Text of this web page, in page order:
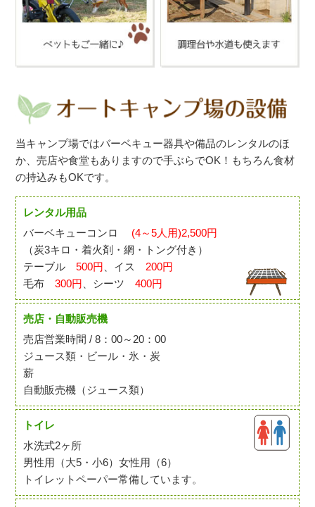
当キャンプ場ではバーベキュー器具や備品のレンタルのほ
か、売店や食堂もありますので手ぶらでOK！もちろん食材
の持込みもOKです。
レンタル用品
バーベキューコンロ (4～5人用)2,500円
（炭3キロ・着火剤・網・トング付き）
テーブル500円 、イス 200円
毛布300円 、シーツ400円
売店・自動販売機
売店営業時間 / 8：00～20：00
ジュース類・ビール・氷・炭
薪
自動販売機（ジュース類）
トイレ
水洗式2ヶ所
男性用（大5・小6）女性用（6）
トイレットペーパー常備しています。